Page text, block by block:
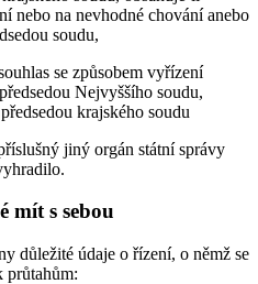
nebo na nevhodné chování anebo
soudu,
se způsobem vyřízení
Nejvyššího soudu,
krajského soudu
jiný orgán státní správy
mít s sebou
důležité údaje o řízení, o němž se
průtahům: